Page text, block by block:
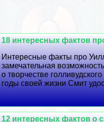
18 интересных фактов
Интересные факты про
замечательная
о творчестве
годы своей жизни Смит
12 интересных фактов о